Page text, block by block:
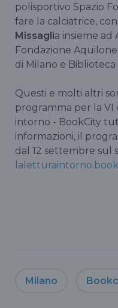
polisportivo Spazio
fare la calciatrice, con
Missaglia insieme ad
Fondazione
di Milano e Biblioteca
Questi e molti altri
programma per la VI
intorno - BookCity
informazioni, il
dal 12 settembre sul
Milano